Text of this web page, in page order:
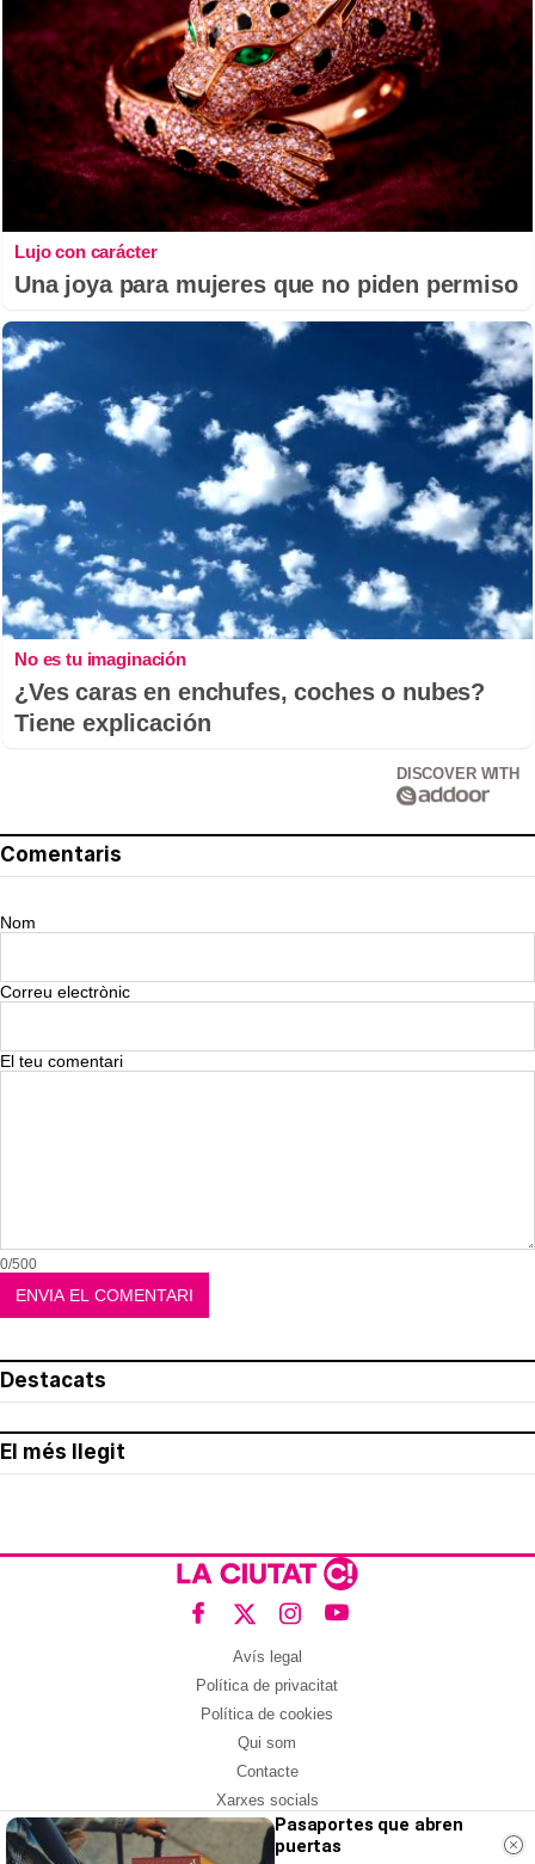
Lujo con carácter
Una joya para mujeres que no piden permiso
No es tu imaginación
¿Ves caras en enchufes, coches o nubes?
Tiene explicación
DISCOVER WITH
Comentaris
Nom
Correu electrònic
El teu comentari
0/500
Destacats
El més llegit
Avís legal
Política de privacitat
Política de cookies
Qui som
Contacte
Xarxes socials
Amb col·laboració de:
Pasaportes que abren
puertas